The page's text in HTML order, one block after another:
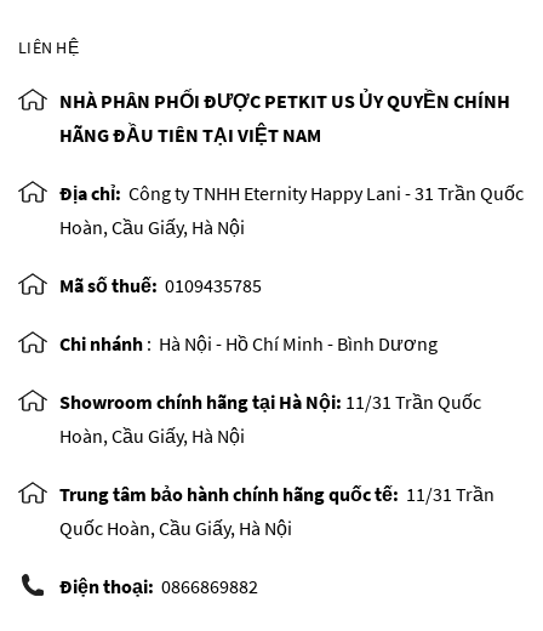
LIÊN HỆ
NHÀ PHÂN PHỐI ĐƯỢC PETKIT US ỦY QUYỀN CHÍNH
HÃNG ĐẦU TIÊN TẠI VIỆT NAM
Địa chỉ: Công ty TNHH Eternity Happy Lani - 31 Trần Quốc
Hoàn, Cầu Giấy, Hà Nội
Mã số thuế: 0109435785
Chi nhánh : Hà Nội - Hồ Chí Minh - Bình Dương
Showroom chính hãng tại Hà Nội: 11/31 Trần Quốc
Hoàn, Cầu Giấy, Hà Nội
Trung tâm bảo hành chính hãng quốc tế: 11/31 Trần
Quốc Hoàn, Cầu Giấy, Hà Nội
Điện thoại: 0866869882